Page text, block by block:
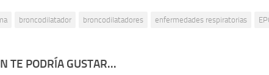
broncodilatador broncodilatadores enfermedades respiratorias
TE PODRÍA GUSTAR...